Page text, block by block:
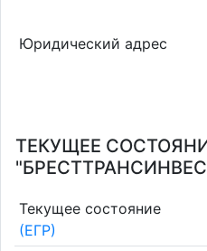
Юридический адрес
ТЕКУЩЕЕ
Текущее состояние
(ЕГР)